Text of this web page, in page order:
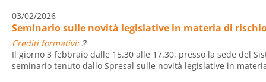
03/02/2026
Seminario sulle novità legislative in materia di
Crediti formativi:2
Il giorno 3 febbraio dalle 15.30 alle 17.30, presso la sede del
seminario tenuto dallo Spresal sulle novità legislative in